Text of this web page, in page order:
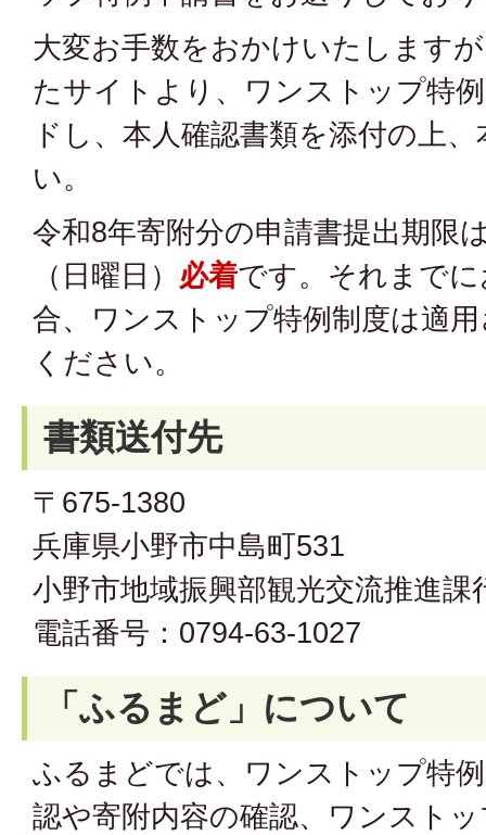
大変お手数をおかけいたします
たサイトより、ワンストップ特
ドし、本人確認書類を添付の上
い。
令和8年寄附分の申請書提出期限
（日曜日） 必着です。それまで
合、ワンストップ特例制度は適
ください。
書類送付先
〒675-1380
兵庫県小野市中島町531
小野市地域振興部観光交流推進課
電話番号：0794-63-1027
「ふるまど」について
ふるまどでは、ワンストップ特
認や寄附内容の確認、ワンスト